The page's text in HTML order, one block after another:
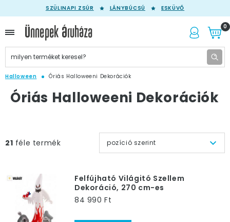
SZÜLINAPI ZSÚR LÁNYBÚCSÚ ESKÜVŐ
0
Halloween Óriás Halloweeni Dekorációk
Óriás Halloweeni Dekorációk
21 féle termék pozíció szerint
Felfújható Világitó Szellem
Dekoráció, 270 cm-es
84 990 Ft